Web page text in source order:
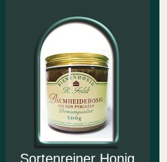
Sortenreiner Honig